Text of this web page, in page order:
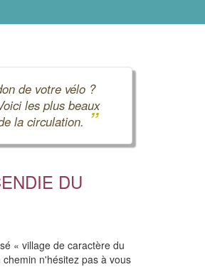
de votre vélo ?
les plus beaux
la circulation. ”
DU
« village de caractère du
n'hésitez pas à vous